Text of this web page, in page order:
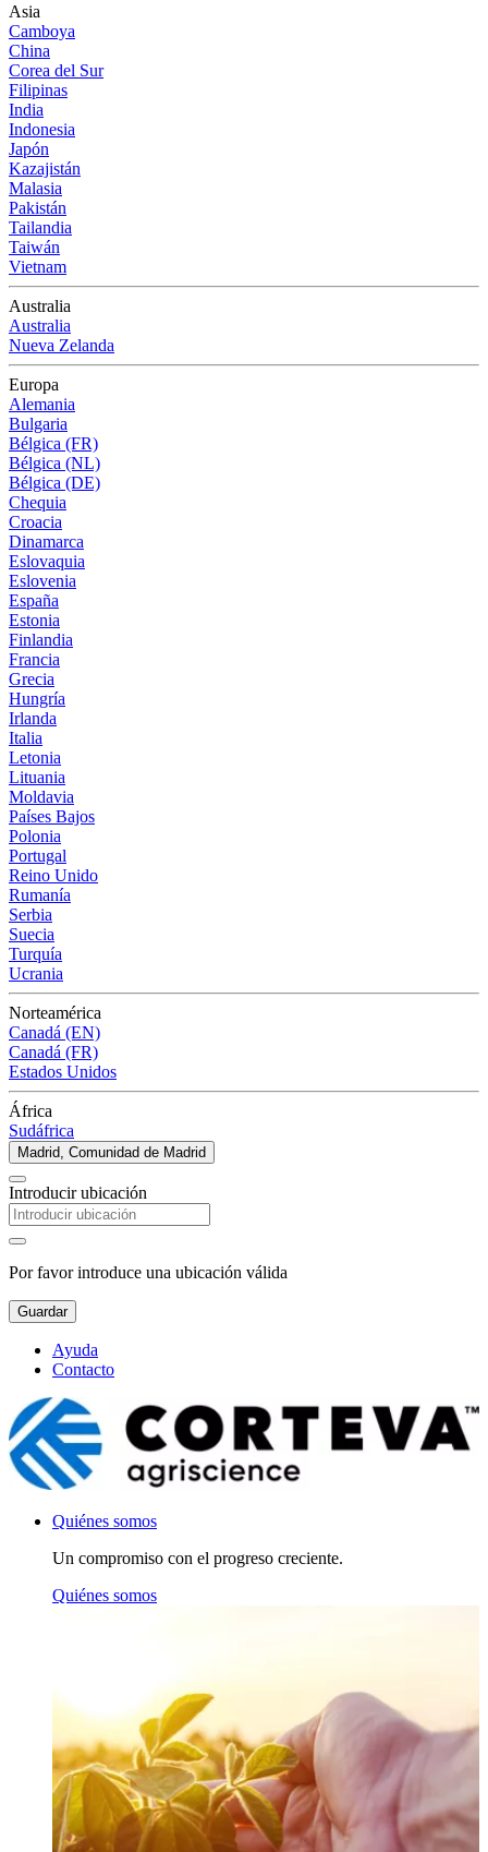
Asia
Camboya
China
Corea del Sur
Filipinas
India
Indonesia
Japón
Kazajistán
Malasia
Pakistán
Tailandia
Taiwán
Vietnam
Australia
Australia
Nueva Zelanda
Europa
Alemania
Bulgaria
Bélgica (FR)
Bélgica (NL)
Bélgica (DE)
Chequia
Croacia
Dinamarca
Eslovaquia
Eslovenia
España
Estonia
Finlandia
Francia
Grecia
Hungría
Irlanda
Italia
Letonia
Lituania
Moldavia
Países Bajos
Polonia
Portugal
Reino Unido
Rumanía
Serbia
Suecia
Turquía
Ucrania
Norteamérica
Canadá (EN)
Canadá (FR)
Estados Unidos
África
Sudáfrica
Madrid, Comunidad de Madrid
Introducir ubicación
Por favor introduce una ubicación válida
Guardar
Ayuda
Contacto
Quiénes somos
Un compromiso con el progreso creciente.
Quiénes somos